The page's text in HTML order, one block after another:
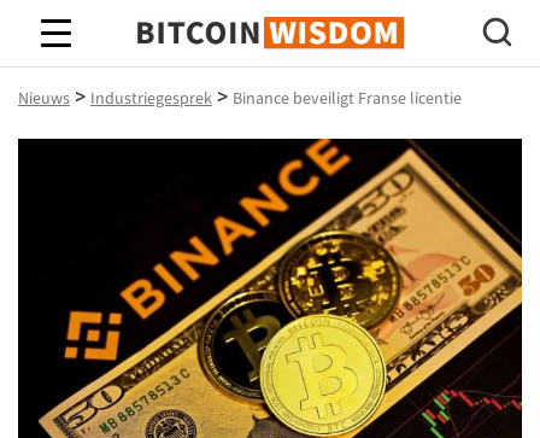
Bitcoin-wijsheid
Nieuws > Industriegesprek > Binance beveiligt Franse licentie